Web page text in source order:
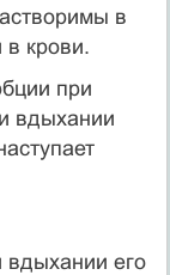
в
крови.
при
вдыхании
вдыхании его